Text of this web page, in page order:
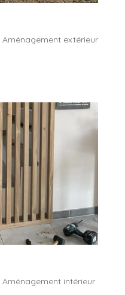
Aménagement extérieur
Aménagement intérieur